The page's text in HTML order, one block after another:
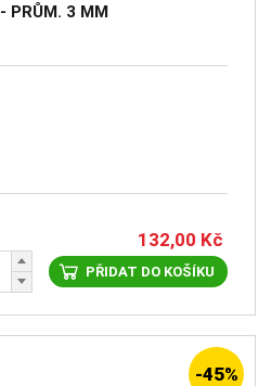
PRŮM. 3 MM
132,00 Kč
PŘIDAT DO KOŠÍKU
-45%